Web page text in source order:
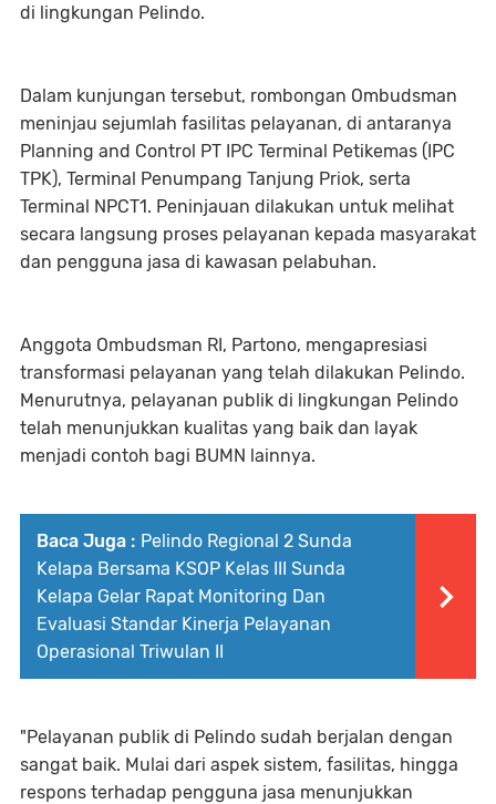
di lingkungan Pelindo.
Dalam kunjungan tersebut, rombongan Ombudsman
meninjau sejumlah fasilitas pelayanan, di antaranya
Planning and Control PT IPC Terminal Petikemas (IPC
TPK), Terminal Penumpang Tanjung Priok, serta
Terminal NPCT1. Peninjauan dilakukan untuk melihat
secara langsung proses pelayanan kepada masyarakat
dan pengguna jasa di kawasan pelabuhan.
Anggota Ombudsman RI, Partono, mengapresiasi
transformasi pelayanan yang telah dilakukan Pelindo.
Menurutnya, pelayanan publik di lingkungan Pelindo
telah menunjukkan kualitas yang baik dan layak
menjadi contoh bagi BUMN lainnya.
Baca Juga : Pelindo Regional 2 Sunda
Kelapa Bersama KSOP Kelas III Sunda
Kelapa Gelar Rapat Monitoring Dan
Evaluasi Standar Kinerja Pelayanan
Operasional Triwulan II
"Pelayanan publik di Pelindo sudah berjalan dengan
sangat baik. Mulai dari aspek sistem, fasilitas, hingga
respons terhadap pengguna jasa menunjukkan